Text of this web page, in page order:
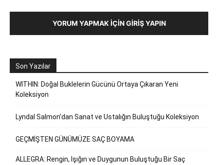
YORUM YAPMAK İÇIN GIRIŞ YAPIN
Son Yazılar
WITHIN: Doğal Buklelerin Gücünü Ortaya Çıkaran Yeni
Koleksiyon
Lyndal Salmon’dan Sanat ve Ustalığın Buluştuğu Koleksiyon
GEÇMİŞTEN GÜNÜMÜZE SAÇ BOYAMA
ALLEGRA: Rengin, Işığın ve Duygunun Buluştuğu Bir Saç